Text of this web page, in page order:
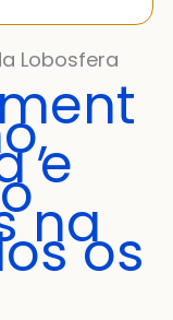
Lobosfera
e
naos